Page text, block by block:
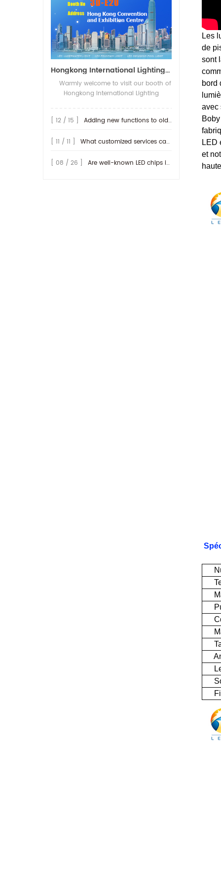
Hongkong International Lighting Show on April 20-23th,2026
Warmly welcome to visit our booth of
Hongkong International Lighting
Convention and Exhibition Centre. We
products, along with their connection
you at our booth! Booth No.: 3D-E20
[ 12 / 15 ] Adding new functions to old lamp
[ 11 / 11 ] What customized services can be provided by RISE ?
[ 08 / 26 ] Are well-known LED chips important for producing LED lamps?
Les
de
sont
bord
avec
LED
et
Fil